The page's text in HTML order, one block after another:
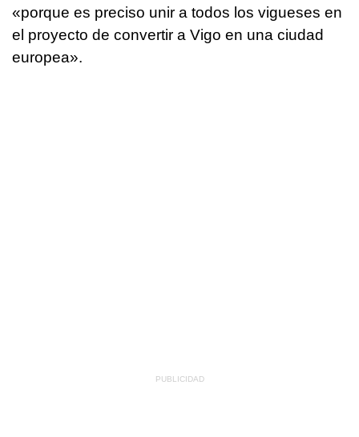
«porque es preciso unir a todos los vigueses en
el proyecto de convertir a Vigo en una ciudad
europea».